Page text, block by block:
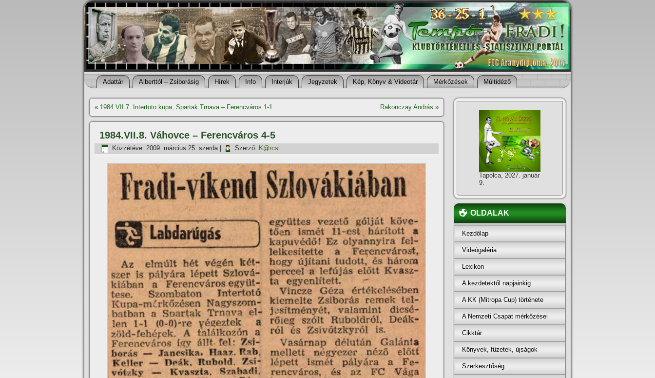
Adattár Alberttól – Zsiborásig Hí­rek Info Interjúk Jegyzetek Kép, Könyv & Videotár Mérkőzések Múltidéző
« 1984.VII.7. Intertoto kupa, Spartak Trnava – Ferencváros 1-1 Rakonczay András »
1984.VII.8. Váhovce – Ferencváros 4-5
Közzétéve: 2009. március 25. szerda| Szerző: K@rcsi
Tapolca, 2027. január
9.
OLDALAK
Kezdőlap
Videógaléria
Lexikon
A kezdetektől napjainkig
A KK (Mitropa Cup) története
A Nemzeti Csapat mérkőzései
Cikktár
Könyvek, füzetek, újságok
Szerkesztőség